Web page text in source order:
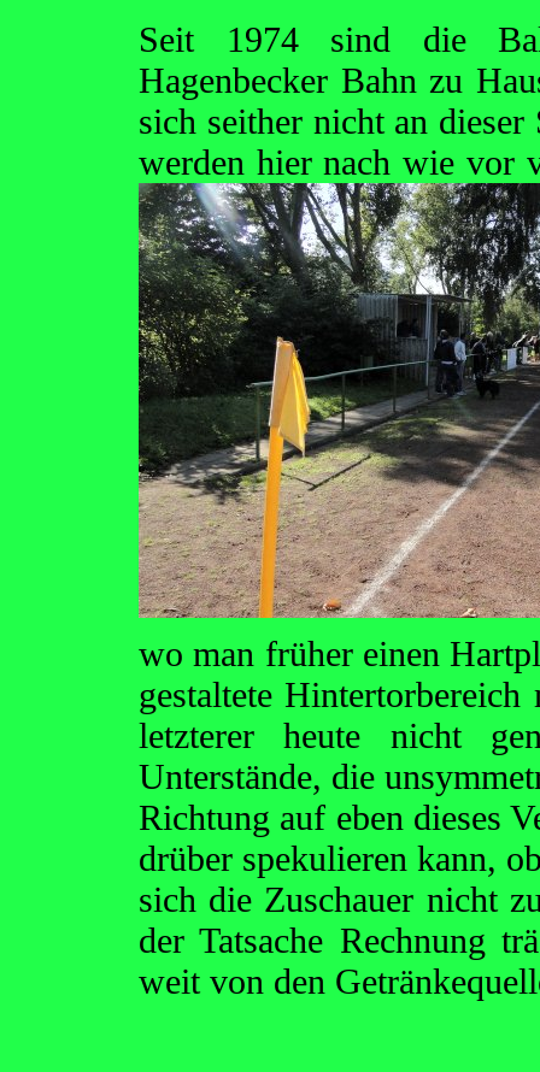
Seit 1974 sind die
Hagenbecker Bahn zu
sich seither nicht an
werden hier nach wie vor
wo man früher einen
gestaltete
letzterer heute nicht
Unterstände, die
Richtung auf eben dieses
drüber spekulieren kann,
sich die Zuschauer nicht
der Tatsache Rechnung
weit von den